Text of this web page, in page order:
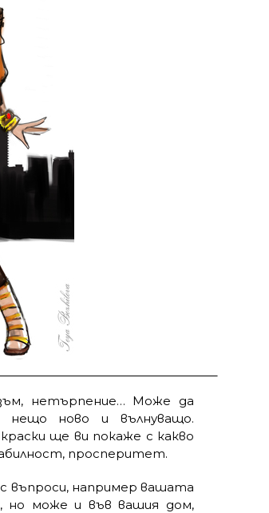
нетърпение… Може да
нещо ново и вълнуващо.
ще ви покаже с какво
просперитет.
въпроси, например вашата
може и във вашия дом,